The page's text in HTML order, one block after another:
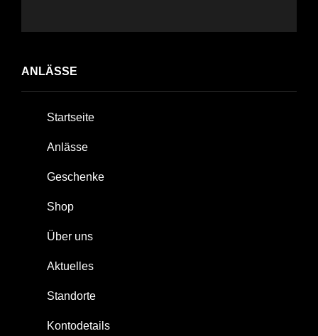
ANLÄSSE
Startseite
Anlässe
Geschenke
Shop
Über uns
Aktuelles
Standorte
Kontodetails